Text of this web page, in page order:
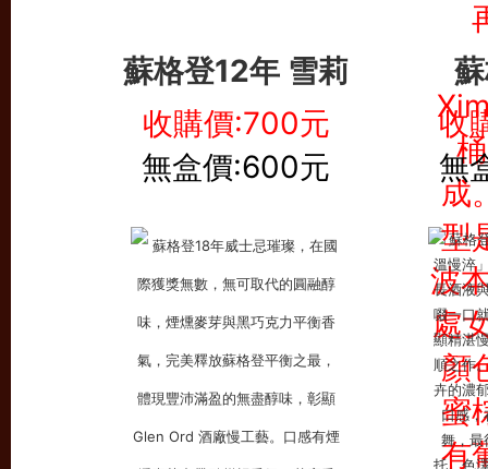
蘇格登12年 雪莉
收購價:700元
無盒價:600元
收
無